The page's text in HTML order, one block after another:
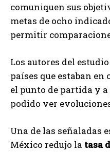
comuniquen sus
metas de ocho
permitir
Los autores del
países que estaban
el punto de partida y
podido ver
Una de las señaladas
México redujo la tasa